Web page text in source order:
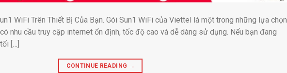
WiFi Trên Thiết Bị Của Bạn. Gói Sun1 WiFi của Viettel là một trong những lựa chọn
nhu cầu truy cập internet ổn định, tốc độ cao và dễ dàng sử dụng. Nếu bạn đang
[…]
CONTINUE READING →